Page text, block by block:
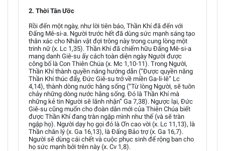
2. Thời Tân Ước
Rồi đến một ngày, như lời tiên báo, Thần Khí đã đến với
Đấng Mê-si-a. Người trước hết đã dùng sức mạnh sáng tạo
thân xác cho Nhân vật đợi trông này trong cung lòng một
trinh nữ (x. Lc 1,35). Thần Khí đã chiếm hữu Đấng Mê-si-a
mang danh Giê-su ấy cách toàn diện ngày Người được
công bố là Con Thiên Chúa (x. Mc 1,10-11). Trong Người,
Thần Khí thành quyền năng hướng dẫn (“Được quyền năng
Thần Khí thúc đẩy, Đức Giê-su trở về miền Ga-li-lê” Lc
4,14), thành dòng nước hằng sống (“Từ lòng Người, sẽ tuôn
chảy những dòng nước hằng sống. Đó là Thần Khí mà
những kẻ tin Người sẽ lãnh nhận” Ga 7,38). Ngược lại, Đức
Giê-su cũng muốn cho đoàn dân mới của Thiên Chúa biết
được Thần Khí đang tràn ngập mình như thế (và sẽ tràn
ngập họ). Người dạy họ gọi đó là Ơn cao vời (x. Lc 11,13), là
Thần chân lý (x. Ga 16,13), là Đấng Bảo trợ (x. Ga 16,7).
Người sẽ dùng cái chết và cuộc phục sinh để rộng ban cho
họ sức mạnh bởi trên này (x. Cv 1,8).